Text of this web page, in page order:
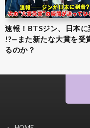
速報！BTSジン、日本に
!?—また新たな大賞を受
るのか？